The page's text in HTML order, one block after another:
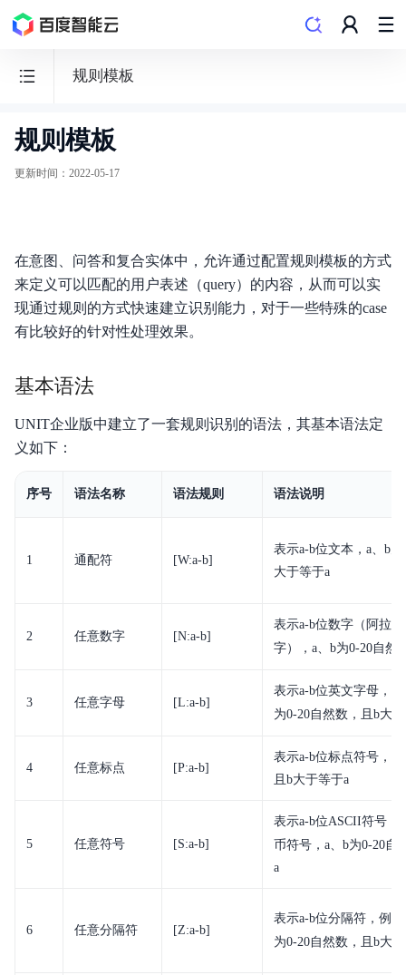
规则模板
客
悦
服
企
业
版
功能发布记录
产品概述
操作指南
规则模板
更新时间 ： 2022-05-17
在意图、问答和复合实体中，允许通过配置规则模板的方式
来定义可以匹配的用户表述（query）的内容，从而可以实
现通过规则的方式快速建立识别能力，对于一些特殊的case
有比较好的针对性处理效果。
基本语法
UNIT企业版中建立了一套规则识别的语法，其基本语法定
义如下：
序号 语法名称 语法规则 语法说明
1 通配符 [W:a-b]
表示a-b位文本，a、b为
大于等于a
2 任意数字 [N:a-b]
表示a-b位数字（阿拉
字），a、b为0-20自然
3 任意字母 [L:a-b]
表示a-b位英文字母，
为0-20自然数，且b大
4 任意标点 [P:a-b]
表示a-b位标点符号，a
且b大于等于a
5 任意符号 [S:a-b]
表示a-b位ASCII符号，
币符号，a、b为0-20自
a
6 任意分隔符 [Z:a-b]
表示a-b位分隔符，例
为0-20自然数，且b大